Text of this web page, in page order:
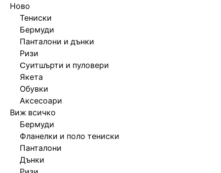
Ново
Тениски
Бермуди
Панталони и дънки
Ризи
Cуитшърти и пуловери
Якета
Обувки
Аксесоари
Виж всичко
Бермуди
Фланелки и поло тениски
Панталони
Дънки